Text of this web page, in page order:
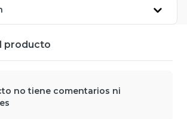
producto
no tiene comentarios ni